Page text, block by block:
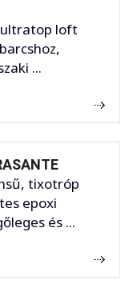
loft
...
tixotróp
epoxi
és ...